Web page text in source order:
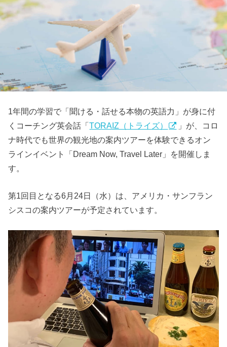
1年間の学習で「聞ける・話せる本物の英語力」が身に付
くコーチング英会話「TORAIZ（トライズ）
」が、コロ
ナ時代でも世界の観光地の案内ツアーを体験できるオン
ラインイベント「Dream Now, Travel Later」を開催しま
す。
第1回目となる6月24日（水）は、アメリカ・サンフラン
シスコの案内ツアーが予定されています。